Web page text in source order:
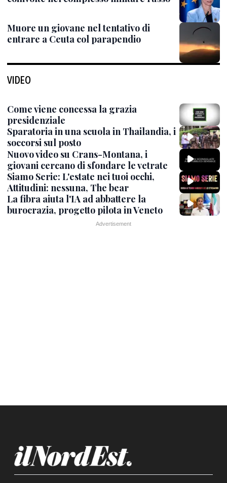
Muore un giovane nel tentativo di
entrare a Ceuta col parapendio
VIDEO
Come viene concessa la grazia
presidenziale
Sparatoria in una scuola in Thailandia, i
soccorsi sul posto
Nuovo video su Crans-Montana, i
giovani cercano di sfondare le vetrate
Siamo Serie: L'estate nei tuoi occhi,
Attitudini: nessuna, The bear
La fibra aiuta l'IA ad abbattere la
burocrazia, progetto pilota in Veneto